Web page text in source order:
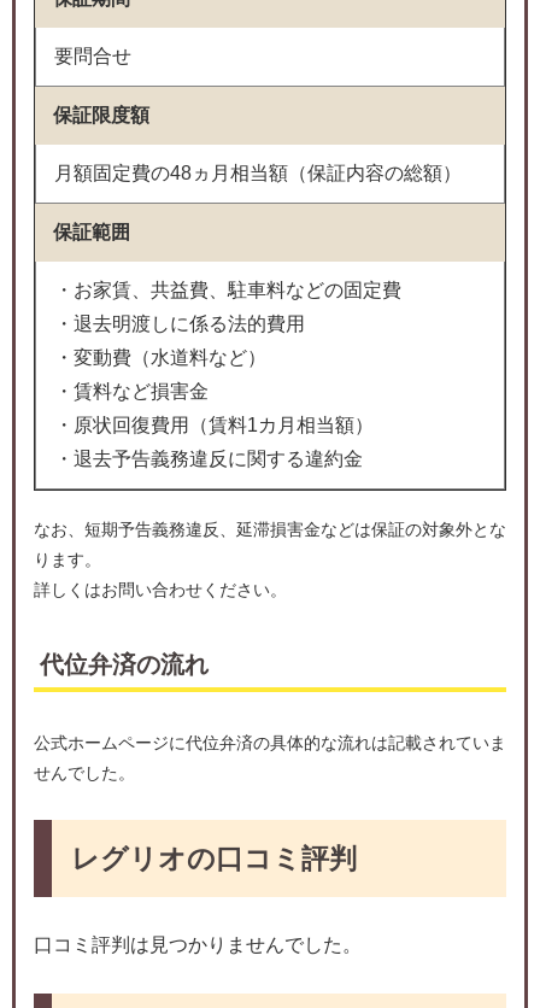
要問合せ
保証限度額
月額固定費の48ヵ月相当額（保証内容の総額）
保証範囲
・お家賃、共益費、駐車料などの固定費
・退去明渡しに係る法的費用
・変動費（水道料など）
・賃料など損害金
・原状回復費用（賃料1カ月相当額）
・退去予告義務違反に関する違約金
なお、短期予告義務違反、延滞損害金などは保証の対象外とな
ります。
詳しくはお問い合わせください。
代位弁済の流れ
公式ホームページに代位弁済の具体的な流れは記載されていま
せんでした。
レグリオの口コミ評判
口コミ評判は見つかりませんでした。